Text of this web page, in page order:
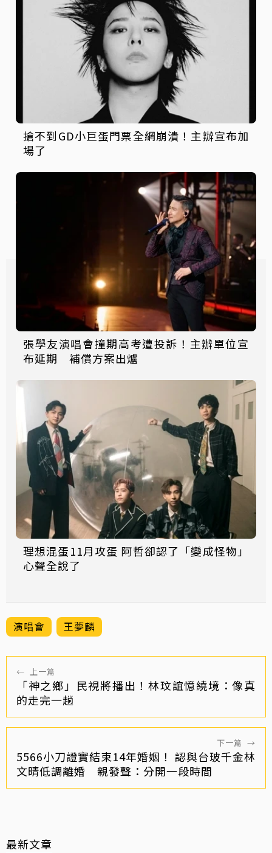
搶不到GD小巨蛋門票全網崩潰！主辦宣布加
場了
張學友演唱會撞期高考遭投訴！主辦單位宣
布延期 補償方案出爐
理想混蛋11月攻蛋 阿哲卻認了「變成怪物」
心聲全說了
演唱會 王夢麟
← 上一篇
「神之鄉」民視將播出！林玟誼憶繞境：像真
的走完一趟
下一篇 →
5566小刀證實結束14年婚姻！ 認與台玻千金林
文晴低調離婚 親發聲：分開一段時間
最新文章